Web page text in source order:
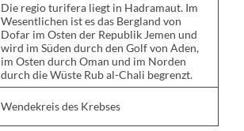
Die regio turifera liegt in Hadramaut. Im
Wesentlichen ist es das Bergland von
Dofar im Osten der Republik Jemen und
wird im Süden durch den Golf von Aden,
im Osten durch Oman und im Norden
durch die Wüste Rub al-Chali begrenzt.
Wendekreis des Krebses